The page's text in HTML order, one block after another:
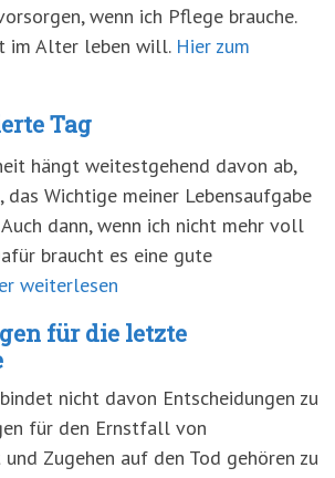
wenn ich Pflege brauche.
im Alter leben will. Hier zum
Tag
hängt weitestgehend davon ab,
Wichtige meiner Lebensaufgabe
dann, wenn ich nicht mehr voll
braucht es eine gute
weiterlesen
für die letzte
nicht davon Entscheidungen zu
für den Ernstfall von
Zugehen auf den Tod gehören zu